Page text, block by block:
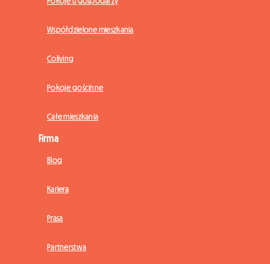
Współdzielone mieszkania
Coliving
Pokoje gościnne
Całe mieszkania
Firma
Blog
Kariera
Prasa
Partnerstwa